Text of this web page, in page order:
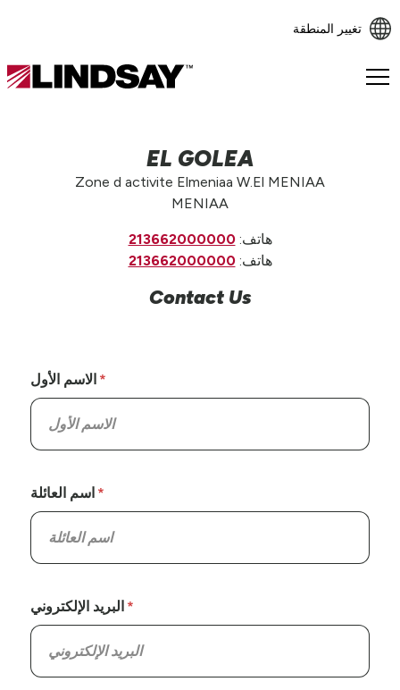
تغيير المنطقة
Lindsay.
EL GOLEA
Zone d activite Elmeniaa W.El MENIAA
MENIAA
هاتف:213662000000
هاتف:213662000000
Contact Us
الاسم الأول
اسم العائلة
البريد الإلكتروني